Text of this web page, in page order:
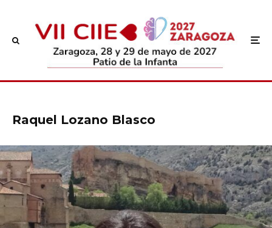
Raquel Lozano Blasco